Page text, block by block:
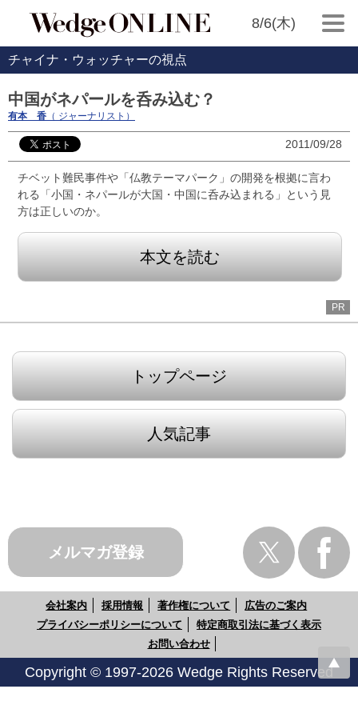
8/6(木)
チャイナ・ウォッチャーの視点
中国がネパールを呑み込む？
有本 香 （ ジャーナリスト）
2011/09/28
チベット難民事件や「仏教テーマパーク」の開発を根拠に言わ
れる「小国・ネパールが大国・中国に呑み込まれる」という見
方は正しいのか。
本文を読む
PR
トップページ
人気記事
メルマガ登録
会社案内 採用情報 著作権について
広告のご案内
プライバシーポリシーについて
特定商取引法に基づく表示
お問い合わせ
Copyright © 1997-2026 Wedge Rights Reserved